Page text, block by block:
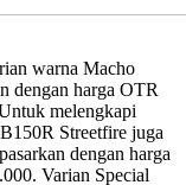
warna Macho
dengan harga OTR
melengkapi
Streetfire juga
dengan harga
Varian Special